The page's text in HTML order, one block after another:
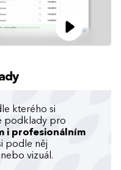
kterého si
podklady pro
i profesionálním
podle něj
vizuál.